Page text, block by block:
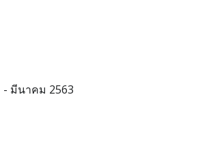
มีนาคม 2563